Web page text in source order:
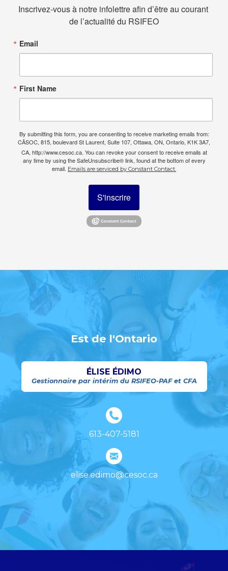
Inscrivez-vous à notre infolettre afin d’être au courant
de l’actualité du RSIFEO
Email
First Name
By submitting this form, you are consenting to receive marketing emails from:
CÃSOC, 815, boulevard St Laurent, Suite 107, Ottawa, ON, Ontario, K1K 3A7,
CA, http://www.cesoc.ca. You can revoke your consent to receive emails at
any time by using the SafeUnsubscribe® link, found at the bottom of every
email. Emails are serviced by Constant Contact.
S'inscrire
Est de l'Ontario
ÉLISE ÉDIMO
Gestionnaire par intérim du RSIFEO-PAF et CFA
613-407-5181
elise.edimo@cesoc.ca